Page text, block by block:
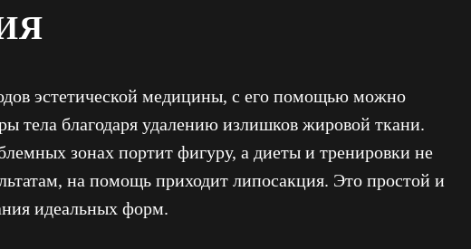
эстетической медицины, с его помощью можно
тела благодаря удалению излишков жировой ткани.
зонах портит фигуру, а диеты и тренировки не
на помощь приходит липосакция. Это простой и
идеальных форм.